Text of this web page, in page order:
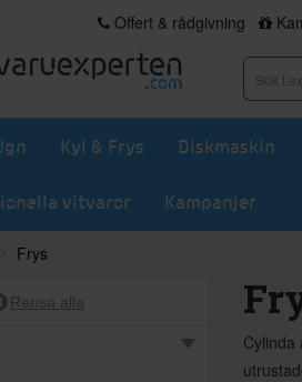
Offert & rådgivning
Kyl & Frys Diskmaskin
vitvaror Kampanjer
Frys
Cylinda